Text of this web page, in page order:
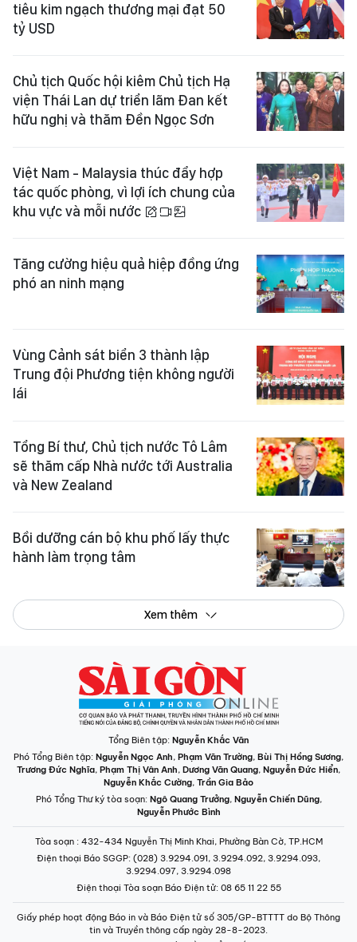
tiêu kim ngạch thương mại đạt 50
tỷ USD
Chủ tịch Quốc hội kiêm Chủ tịch Hạ
viện Thái Lan dự triển lãm Đan kết
hữu nghị và thăm Đền Ngọc Sơn
Việt Nam - Malaysia thúc đẩy hợp
tác quốc phòng, vì lợi ích chung của
khu vực và mỗi nước
Tăng cường hiệu quả hiệp đồng ứng
phó an ninh mạng
Vùng Cảnh sát biển 3 thành lập
Trung đội Phương tiện không người
lái
Tổng Bí thư, Chủ tịch nước Tô Lâm
sẽ thăm cấp Nhà nước tới Australia
và New Zealand
Bồi dưỡng cán bộ khu phố lấy thực
hành làm trọng tâm
Xem thêm
Tổng Biên tập: Nguyễn Khắc Văn
Phó Tổng Biên tập: Nguyễn Ngọc Anh, Phạm Văn Trường, Bùi Thị Hồng Sương,
Trương Đức Nghĩa, Phạm Thị Vân Anh, Dương Văn Quang, Nguyễn Đức Hiển,
Nguyễn Khắc Cường, Trần Gia Bảo
Phó Tổng Thư ký tòa soạn: Ngô Quang Trưởng, Nguyễn Chiến Dũng,
Nguyễn Phước Bình
Tòa soạn : 432-434 Nguyễn Thị Minh Khai, Phường Bàn Cờ, TP.HCM
Điện thoại Báo SGGP: (028) 3.9294.091, 3.9294.092, 3.9294.093,
3.9294.097, 3.9294.098
Điện thoại Tòa soạn Báo Điện tử: 08 65 11 22 55
Giấy phép hoạt động Báo in và Báo Điện tử số 305/GP-BTTTT do Bộ Thông
tin và Truyền thông cấp ngày 28-8-2023.